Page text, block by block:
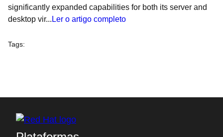
significantly expanded capabilities for both its server and
desktop vir... Ler o artigo completo
Tags: